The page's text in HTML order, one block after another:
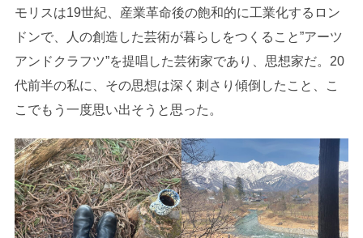
モリスは19世紀、産業革命後の飽和的に工業化するロン
ドンで、人の創造した芸術が暮らしをつくること”アーツ
アンドクラフツ”を提唱した芸術家であり、思想家だ。20
代前半の私に、その思想は深く刺さり傾倒したこと、こ
こでもう一度思い出そうと思った。